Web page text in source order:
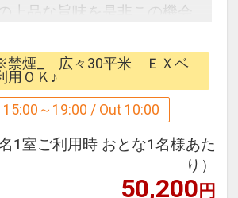
上品な旨味を是非この機会
ビュッフェと飲み放題付だ
ブルに満腹・満足！
騨牛をひとくちステーキで
禁煙_ 広々30平米 ＥＸベ
用ＯＫ♪
15:00～19:00 / Out 10:00
名1室ご利用時 おとな1名様あた
り）
50,200円